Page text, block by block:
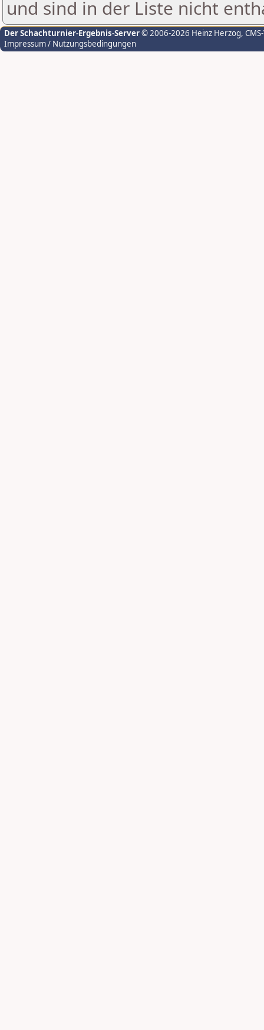
und sind in der Liste nicht
Der Schachturnier-Ergebnis-Server© 2006-2026 Heinz Herzog,
Impressum / Nutzungsbedingungen